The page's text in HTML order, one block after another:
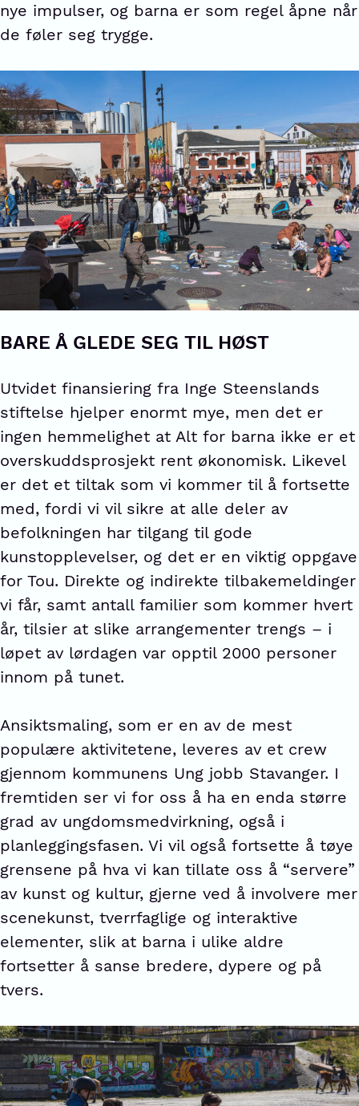
nye impulser, og barna er som regel åpne når
de føler seg trygge.
BARE Å GLEDE SEG TIL HØST
Utvidet finansiering fra Inge Steenslands
stiftelse hjelper enormt mye, men det er
ingen hemmelighet at Alt for barna ikke er et
overskuddsprosjekt rent økonomisk. Likevel
er det et tiltak som vi kommer til å fortsette
med, fordi vi vil sikre at alle deler av
befolkningen har tilgang til gode
kunstopplevelser, og det er en viktig oppgave
for Tou. Direkte og indirekte tilbakemeldinger
vi får, samt antall familier som kommer hvert
år, tilsier at slike arrangementer trengs – i
løpet av lørdagen var opptil 2000 personer
innom på tunet.
Ansiktsmaling, som er en av de mest
populære aktivitetene, leveres av et crew
gjennom kommunens Ung jobb Stavanger. I
fremtiden ser vi for oss å ha en enda større
grad av ungdomsmedvirkning, også i
planleggingsfasen. Vi vil også fortsette å tøye
grensene på hva vi kan tillate oss å “servere”
av kunst og kultur, gjerne ved å involvere mer
scenekunst, tverrfaglige og interaktive
elementer, slik at barna i ulike aldre
fortsetter å sanse bredere, dypere og på
tvers.